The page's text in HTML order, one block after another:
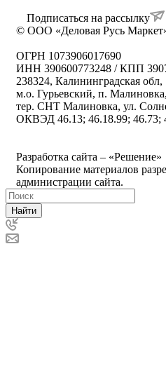
Подписаться на рассылку
© ООО «Деловая Русь
ОГРН 1073906017690
ИНН 390600773248 / КПП
238324, Калининградская обл,
м.о. Гурьевский, п. Малиновка,
тер. СНТ Малиновка, ул.
ОКВЭД 46.13; 46.18.99; 46.73;
Разработка сайта – «Решение»
Копирование материалов
администрации сайта.
Найти